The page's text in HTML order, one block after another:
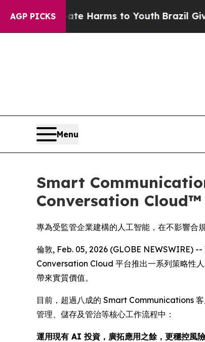
AGP PICKS
Abate Harms to Youth Brazil Gives
Menu
Smart
Conversation Cloud™
專為受監管企業建構的人工智能，在不影響合
倫敦, Feb. 05, 2026 (GLOBE NEWSWIRE) --
Conversation Cloud 平台推出一系列策略性
帶來實質價值。
目前，超過八成的 Smart Communications
管理、儲存及管治等核心工作流程中：
運用現有 AI 投資，廣拓應用之餘，更穩控風險